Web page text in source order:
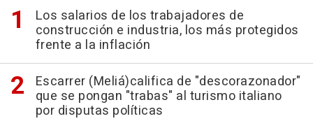
Los salarios de los trabajadores de
construcción e industria, los más protegidos
frente a la inflación
Escarrer (Meliá)califica de "descorazonador"
que se pongan "trabas" al turismo italiano
por disputas políticas